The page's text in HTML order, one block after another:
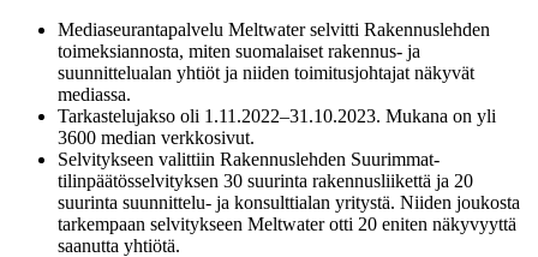
Mediaseurantapalvelu Meltwater selvitti Rakennuslehden
toimeksiannosta, miten suomalaiset rakennus- ja
suunnittelualan yhtiöt ja niiden toimitusjohtajat näkyvät
mediassa.
Tarkastelujakso oli 1.11.2022–31.10.2023. Mukana on yli
3600 median verkkosivut.
Selvitykseen valittiin Rakennuslehden Suurimmat-
tilinpäätösselvityksen 30 suurinta rakennusliikettä ja 20
suurinta suunnittelu- ja konsulttialan yritystä. Niiden joukosta
tarkempaan selvitykseen Meltwater otti 20 eniten näkyvyyttä
saanutta yhtiötä.